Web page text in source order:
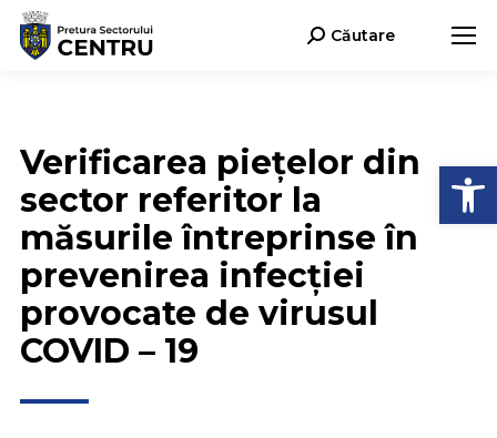
Search:Căutare
Verificarea piețelor din
sector referitor la
măsurile întreprinse în
prevenirea infecției
provocate de virusul
COVID – 19